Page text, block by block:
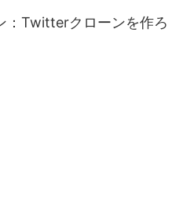
：Twitterクローンを作ろ